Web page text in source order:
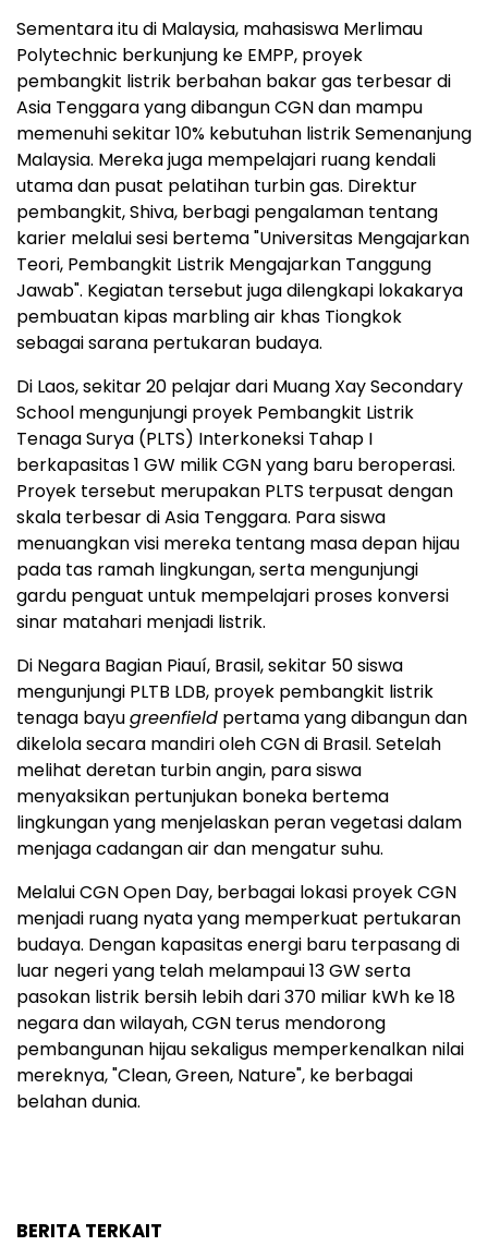
Sementara itu di Malaysia, mahasiswa Merlimau
Polytechnic berkunjung ke EMPP, proyek
pembangkit listrik berbahan bakar gas terbesar di
Asia Tenggara yang dibangun CGN dan mampu
memenuhi sekitar 10% kebutuhan listrik Semenanjung
Malaysia. Mereka juga mempelajari ruang kendali
utama dan pusat pelatihan turbin gas. Direktur
pembangkit, Shiva, berbagi pengalaman tentang
karier melalui sesi bertema "Universitas Mengajarkan
Teori, Pembangkit Listrik Mengajarkan Tanggung
Jawab". Kegiatan tersebut juga dilengkapi lokakarya
pembuatan kipas marbling air khas Tiongkok
sebagai sarana pertukaran budaya.
Di Laos, sekitar 20 pelajar dari Muang Xay Secondary
School mengunjungi proyek Pembangkit Listrik
Tenaga Surya (PLTS) Interkoneksi Tahap I
berkapasitas 1 GW milik CGN yang baru beroperasi.
Proyek tersebut merupakan PLTS terpusat dengan
skala terbesar di Asia Tenggara. Para siswa
menuangkan visi mereka tentang masa depan hijau
pada tas ramah lingkungan, serta mengunjungi
gardu penguat untuk mempelajari proses konversi
sinar matahari menjadi listrik.
Di Negara Bagian Piauí, Brasil, sekitar 50 siswa
mengunjungi PLTB LDB, proyek pembangkit listrik
tenaga bayugreenfield pertama yang dibangun dan
dikelola secara mandiri oleh CGN di Brasil. Setelah
melihat deretan turbin angin, para siswa
menyaksikan pertunjukan boneka bertema
lingkungan yang menjelaskan peran vegetasi dalam
menjaga cadangan air dan mengatur suhu.
Melalui CGN Open Day, berbagai lokasi proyek CGN
menjadi ruang nyata yang memperkuat pertukaran
budaya. Dengan kapasitas energi baru terpasang di
luar negeri yang telah melampaui 13 GW serta
pasokan listrik bersih lebih dari 370 miliar kWh ke 18
negara dan wilayah, CGN terus mendorong
pembangunan hijau sekaligus memperkenalkan nilai
mereknya, "Clean, Green, Nature", ke berbagai
belahan dunia.
BERITA TERKAIT